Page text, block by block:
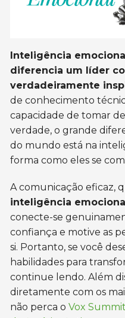
Inteligência
diferencia um líder
verdadeiramente
de conhecimento
capacidade de tomar
verdade, o grande
do mundo está na
forma como eles se
A comunicação eficaz,
inteligência emocional
conecte-se
confiança e motive as
si. Portanto, se você
habilidades para
continue lendo. Além
diretamente com os
não perca oVox